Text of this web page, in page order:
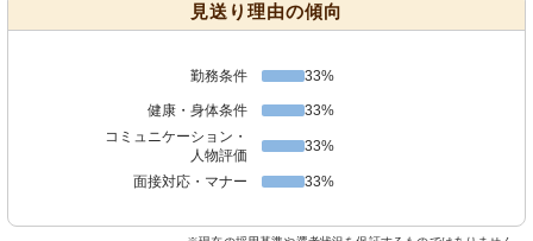
見送り理由の傾向
勤務条件 33%
健康・身体条件
33%
コミュニケーション・
人物評価
33%
面接対応・マナー 33%